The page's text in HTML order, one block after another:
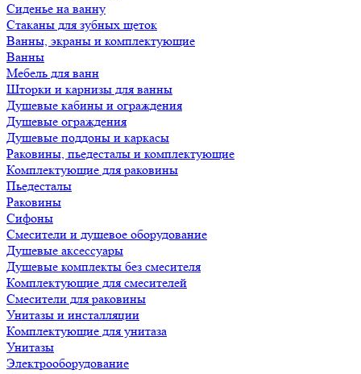
Сиденье на ванну
Стаканы для зубных щеток
Ванны, экраны и комплектующие
Ванны
Мебель для ванн
Шторки и карнизы для ванны
Душевые кабины и ограждения
Душевые ограждения
Душевые поддоны и каркасы
Раковины, пьедесталы и комплектующие
Комплектующие для раковины
Пьедесталы
Раковины
Сифоны
Смесители и душевое оборудование
Душевые аксессуары
Душевые комплекты без смесителя
Комплектующие для смесителей
Смесители для раковины
Унитазы и инсталляции
Комплектующие для унитаза
Унитазы
Электрооборудование